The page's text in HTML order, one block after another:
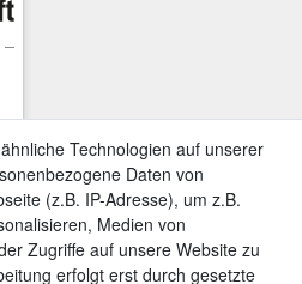
Technologien auf unserer
Daten von
(z.B. IP-Adresse), um z.B.
Medien von
Zugriffe auf unsere Website zu
erfolgt erst durch gesetzte